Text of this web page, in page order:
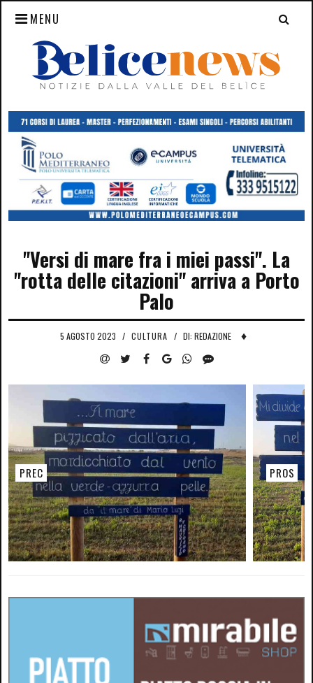
MENU
"Versi di mare fra i miei passi". La
"rotta delle citazioni" arriva a Porto
Palo
5 AGOSTO 2023 / CULTURA / DI: REDAZIONE ♦
PROS
PREC